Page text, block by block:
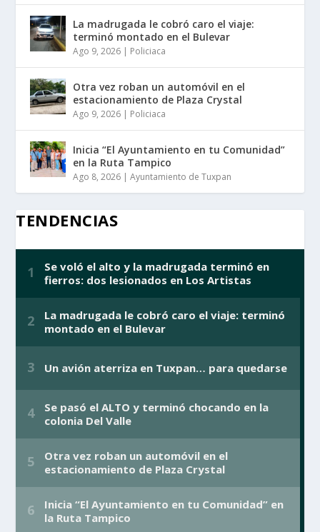
La madrugada le cobró caro el viaje:
terminó montado en el Bulevar
Ago 9, 2026 | Policiaca
Otra vez roban un automóvil en el
estacionamiento de Plaza Crystal
Ago 9, 2026 | Policiaca
Inicia “El Ayuntamiento en tu Comunidad”
en la Ruta Tampico
Ago 8, 2026 |Ayuntamiento de Tuxpan
TENDENCIAS